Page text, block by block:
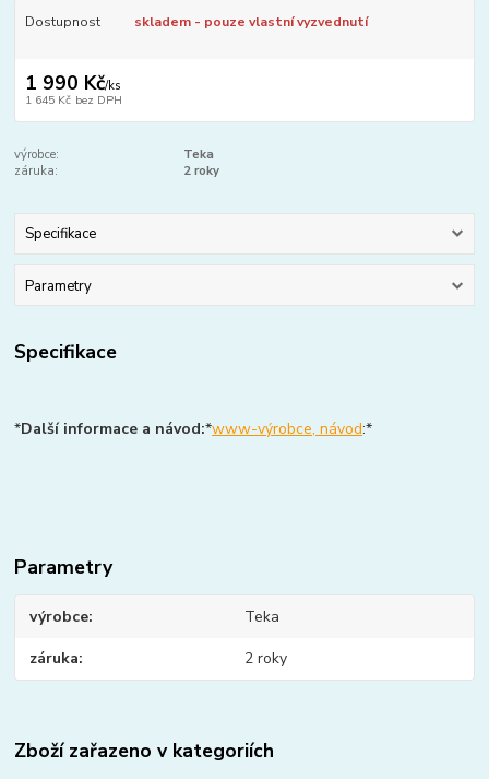
Dostupnost skladem - pouze vlastní vyzvednutí
1 990 Kč/ks
1 645 Kč bez DPH
výrobce:
Teka
záruka:
2 roky
Specifikace
Parametry
Specifikace
*Další informace a návod:*www-výrobce, návod:*
Parametry
výrobce Teka
záruka 2 roky
Zboží zařazeno v kategoriích